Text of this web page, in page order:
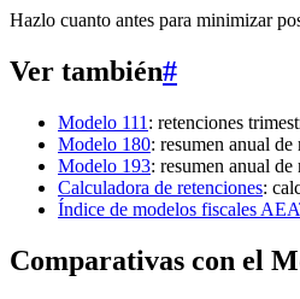
Hazlo cuanto antes para minimizar
Ver también#
Modelo 111 : retenciones
Modelo 180: resumen anual
Modelo 193: resumen anual de
Calculadora de retenciones:
Índice de modelos fiscales
Comparativas con el